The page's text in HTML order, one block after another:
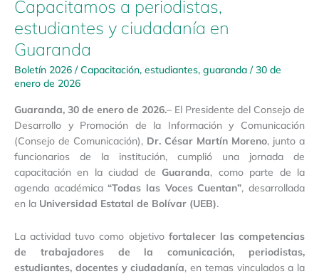
Capacitamos a periodistas,
estudiantes y ciudadanía en
Guaranda
Boletín 2026 /Capacitación, estudiantes, guaranda /30 de
enero de 2026
Guaranda, 30 de enero de 2026.– El Presidente del Consejo de
Desarrollo y Promoción de la Información y Comunicación
(Consejo de Comunicación), Dr. César Martín Moreno, junto a
funcionarios de la institución, cumplió una jornada de
capacitación en la ciudad deGuaranda, como parte de la
agenda académica“Todas las Voces Cuentan”, desarrollada
en la Universidad Estatal de Bolívar (UEB).
La actividad tuvo como objetivo fortalecer las competencias
de trabajadores de la comunicación, periodistas,
estudiantes, docentes y ciudadanía, en temas vinculados a la